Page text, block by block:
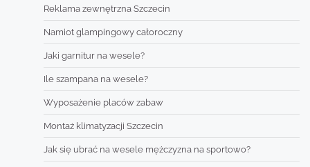
Reklama zewnętrzna Szczecin
Namiot glampingowy całoroczny
Jaki garnitur na wesele?
Ile szampana na wesele?
Wyposażenie placów zabaw
Montaż klimatyzacji Szczecin
Jak się ubrać na wesele mężczyzna na sportowo?